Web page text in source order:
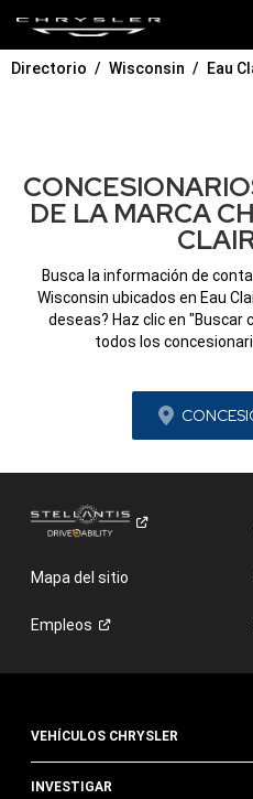
Directorio Wisconsin Eau
DE LA MARCA
Busca la información de
Wisconsin ubicados en Eau
deseas? Haz clic en "Buscar
todos los
Mapa del sitio
Empleos
VEHÍCULOS CHRYSLER
INVESTIGAR